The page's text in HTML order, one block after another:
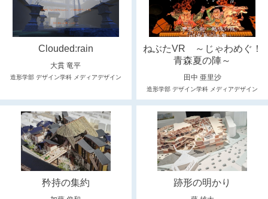
Clouded:rain
大貫 竜平
造形学部 デザイン学科 メディアデザイン
ねぶたVR ～じゃわめぐ！
青森夏の陣～
田中 亜里沙
造形学部 デザイン学科 メディアデザイン
矜持の集約 跡形の明かり